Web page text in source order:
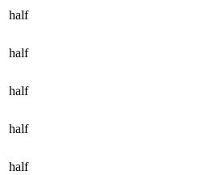
half
half
half
half
half